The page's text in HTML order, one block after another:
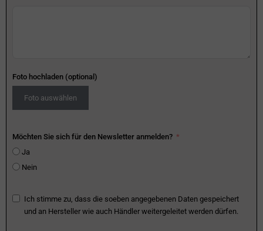
Foto hochladen (optional)
Foto auswählen
Möchten Sie sich für den Newsletter anmelden?
Ja
Nein
Ich stimme zu, dass die soeben angegebenen Daten gespeichert
und an Hersteller wie auch Händler weitergeleitet werden dürfen.